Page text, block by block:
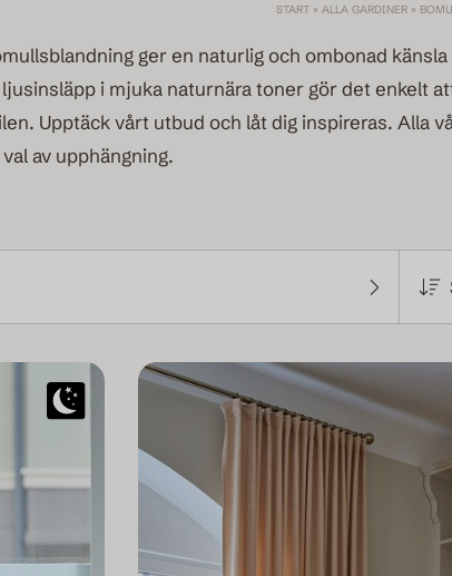
START» ALLA GARDINER»
ger en naturlig och ombonad
i mjuka naturnära toner gör det enkelt
Upptäck vårt utbud och låt dig inspireras. Alla
av upphängning.